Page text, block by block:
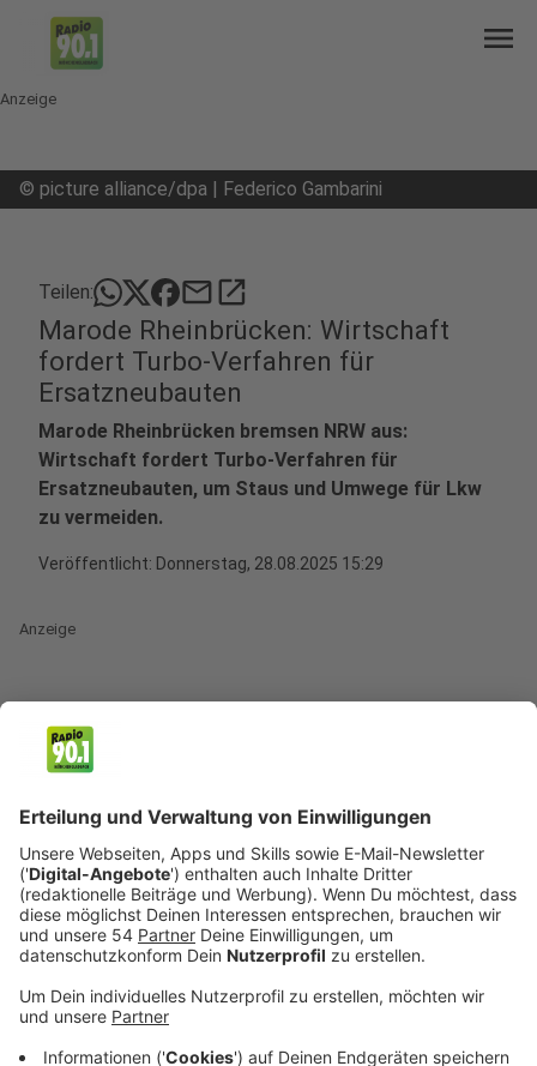
menu
Anzeige
© picture alliance/dpa | Federico Gambarini
Teilen: mailopen_in_new
Marode Rheinbrücken: Wirtschaft
fordert Turbo-Verfahren für
Ersatzneubauten
Marode Rheinbrücken bremsen NRW aus:
Wirtschaft fordert Turbo-Verfahren für
Ersatzneubauten, um Staus und Umwege für Lkw
zu vermeiden.
Veröffentlicht: Donnerstag, 28.08.2025 15:29
Anzeige
Spediteure, die riesige Umwege fahren müssen – die
maroden Rheinbrücken in Nordrhein-Westfalen bringen
dramatischen Lage fordern Wirtschaftsvertreter von
der Landesregierung deutlich schnellere
Planungsverfahren für Ersatzneubauten.
Die Industrie- und Handelskammer (IHK) Düsseldorf,
die IHK Mittlerer Niederrhein sowie die Neuss-
Düsseldorfer Häfen verlangen in einem gemeinsamen
Forderungspapier einfache Vergabeverfahren und
einen spezialisierten Infrastruktursenat am